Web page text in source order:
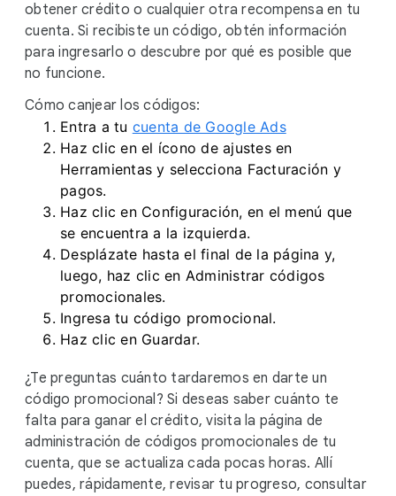
obtener crédito o cualquier otra recompensa en tu
cuenta. Si recibiste un código, obtén información
para ingresarlo o descubre por qué es posible que
no funcione.
Cómo canjear los códigos:
Entra a tu cuenta de Google Ads
Haz clic en el ícono de ajustes en
Herramientas y selecciona Facturación y
pagos.
Haz clic en Configuración, en el menú que
se encuentra a la izquierda.
Desplázate hasta el final de la página y,
luego, haz clic en Administrar códigos
promocionales.
Ingresa tu código promocional.
Haz clic en Guardar.
¿Te preguntas cuánto tardaremos en darte un
código promocional? Si deseas saber cuánto te
falta para ganar el crédito, visita la página de
administración de códigos promocionales de tu
cuenta, que se actualiza cada pocas horas. Allí
puedes, rápidamente, revisar tu progreso, consultar